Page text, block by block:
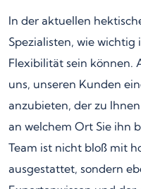
In der aktuellen
Spezialisten, wie
Flexibilität sein können.
uns, unseren Kunden
anzubieten, der zu
an welchem Ort Sie ihn
Team ist nicht bloß mit
ausgestattet, sondern